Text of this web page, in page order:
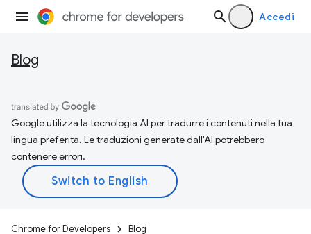
Accedi
Blog
Google utilizza la tecnologia AI per tradurre i contenuti nella tua
lingua preferita. Le traduzioni generate dall'AI potrebbero
contenere errori.
Chrome for Developers Blog